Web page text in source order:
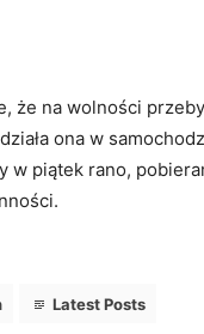
Radio
Politologia. 15 lat
że na wolności
ona w
w piątek rano,
Latest Posts